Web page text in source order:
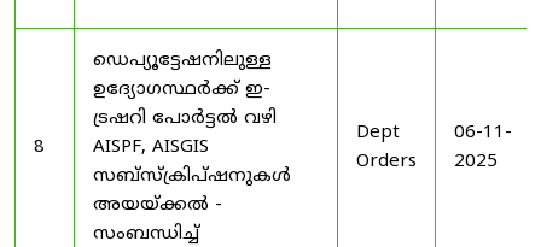
8
ഡെപ്യൂട്ടേഷനിലുള്ള
ഉദ്യോഗസ്ഥർക്ക് ഇ-
ട്രഷറി പോർട്ടൽ വഴി
AISPF, AISGIS
സബ്‌സ്‌ക്രിപ്‌ഷനുകൾ
അയയ്ക്കൽ -
സംബന്ധിച്ച്
Dept
Orders
06-11-
2025